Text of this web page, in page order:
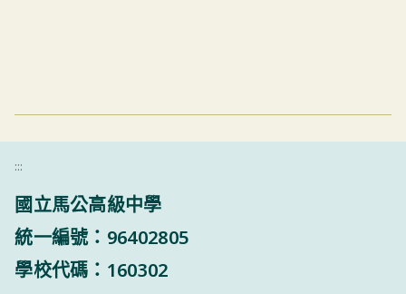
:::
國立馬公高級中學
統一編號：96402805
學校代碼：160302